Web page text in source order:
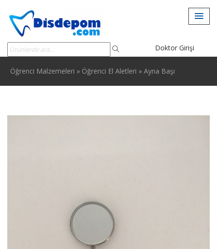
Doktor Girişi
Öğrenci Malzemeleri » Öğrenci El Aletleri » Ayna Başı